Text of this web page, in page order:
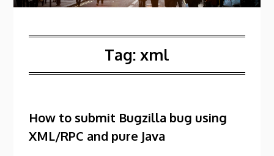
Tag: xml
How to submit Bugzilla bug using
XML/RPC and pure Java